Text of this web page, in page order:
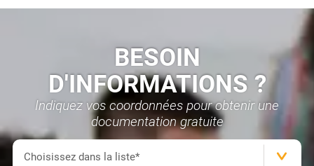
BESOIN
D'INFORMATIONS ?
Indiquez vos coordonnées pour obtenir une
documentation gratuite
Formation(s)
Choisissez dans la liste*